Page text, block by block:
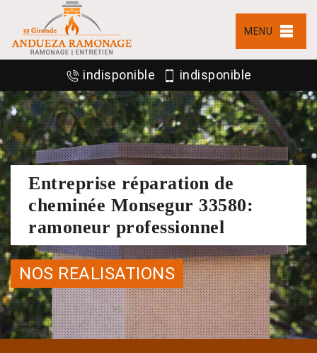
MENU
indisponible indisponible
Entreprise réparation de
cheminée Monsegur 33580:
ramoneur professionnel
NOS REALISATIONS